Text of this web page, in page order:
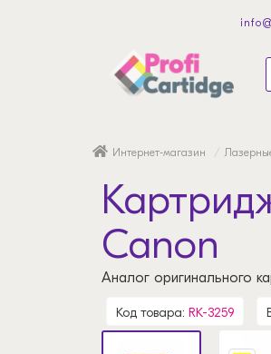
Интернет-магазин
Canon
Аналог оригинального
Код товара: RK-3259